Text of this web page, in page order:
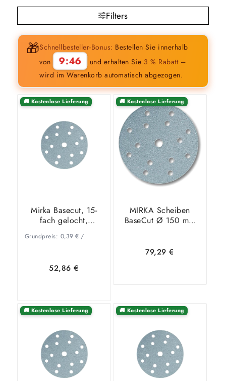
Filters
🎁Schnellbesteller-Bonus: Bestellen Sie innerhalb
von
9:45 und erhalten Sie 3 % Rabatt –
wird im Warenkorb automatisch abgezogen.
🚚 Kostenlose Lieferung
Mirka Basecut, 15-
fach gelocht,
Ø150mm, P80
Grundpreis: 0,39 €/
52,86€
🚚 Kostenlose Lieferung
MIRKA Scheiben
BaseCut Ø 150 mm
79,29€
🚚 Kostenlose Lieferung 🚚 Kostenlose Lieferung